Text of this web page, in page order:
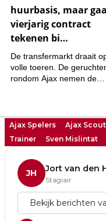
Ajax Spelers Ajax
Trainer
Sven Mislintat
JH Jort van den
Stagiair
Bekijk berichten